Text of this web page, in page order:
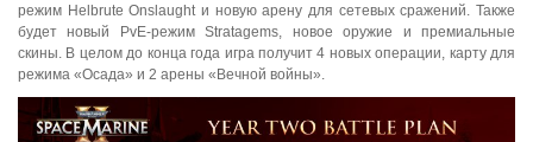
режим Helbrute Onslaught и новую арену для сетевых сражений. Также
будет новый PvE-режим Stratagems, новое оружие и премиальные
скины. В целом до конца года игра получит 4 новых операции, карту для
режима «Осада» и 2 арены «Вечной войны».